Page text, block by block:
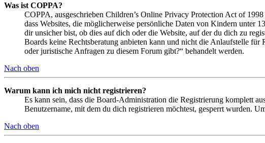
Was ist COPPA?
COPPA, ausgeschrieben Children’s Online Privacy Protection Act of
dass Websites, die möglicherweise persönliche Daten von Kindern unter
dir unsicher bist, ob dies auf dich oder die Website, auf der du dich zu
Boards keine Rechtsberatung anbieten kann und nicht die Anlaufstelle
oder juristische Anfragen zu diesem Forum gibt?“ behandelt werden.
Nach oben
Warum kann ich mich nicht registrieren?
Es kann sein, dass die Board-Administration die Registrierung komplett
Benutzername, mit dem du dich registrieren möchtest, gesperrt wurden.
Nach oben